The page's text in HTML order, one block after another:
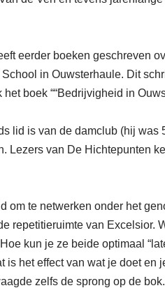
eerder boeken geschreven
in Ouwsterhaule. Dit
boek ““Bedrijvigheid in
lid is van de damclub (hij was
Lezers van De Hichtepunten
om te netwerken onder het
repetitieruimte van Excelsior.
kun je ze beide optimaal
is het effect van wat je doet en
zelfs de sprong op de